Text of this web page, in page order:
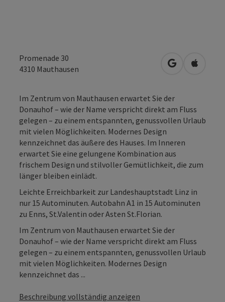
Promenade 30
4310 Mauthausen in Google
in
Im Zentrum von Mauthausen erwartet Sie der
Donauhof – wie der Name verspricht direkt am Fluss
gelegen – zu einem entspannten, genussvollen Urlaub
mit vielen Möglichkeiten. Modernes Design
kennzeichnet das äußere des Hauses. Im Inneren
erwartet Sie eine gelungene Kombination aus
frischem Design und stilvoller Gemütlich­keit, die zum
länger bleiben einlädt.
Leichte Erreichbarkeit zur Landeshauptstadt Linz in
nur 15 Autominuten. Autobahn A1 in 15 Autominuten
zu Enns, St.Valentin oder Asten St.Florian.
Im Zentrum von Mauthausen erwartet Sie der
Donauhof – wie der Name verspricht direkt am Fluss
gelegen – zu einem entspannten, genussvollen Urlaub
mit vielen Möglichkeiten. Modernes Design
kennzeichnet das ...
Beschreibung vollständig anzeigen